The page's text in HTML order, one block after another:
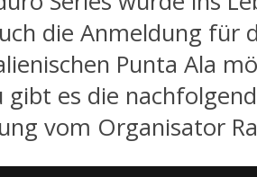
die Anmeldung für
Punta Ala
gibt es die
vom Organisator